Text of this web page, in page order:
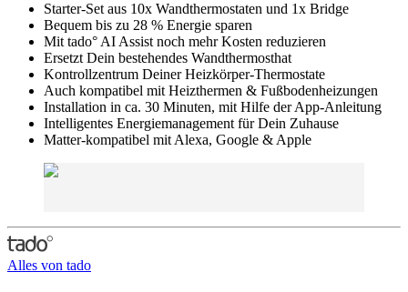
Starter-Set aus 10x Wandthermostaten und 1x Bridge
Bequem bis zu 28 % Energie sparen
Mit tado° AI Assist noch mehr Kosten reduzieren
Ersetzt Dein bestehendes Wandthermosthat
Kontrollzentrum Deiner Heizkörper-Thermostate
Auch kompatibel mit Heizthermen & Fußbodenheizungen
Installation in ca. 30 Minuten, mit Hilfe der App-Anleitung
Intelligentes Energiemanagement für Dein Zuhause
Matter-kompatibel mit Alexa, Google & Apple
Alles von tado